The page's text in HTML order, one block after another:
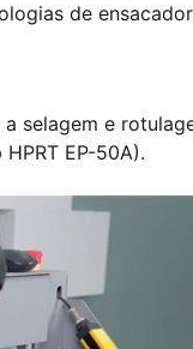
de
selagem e
HPRT EP-50A).